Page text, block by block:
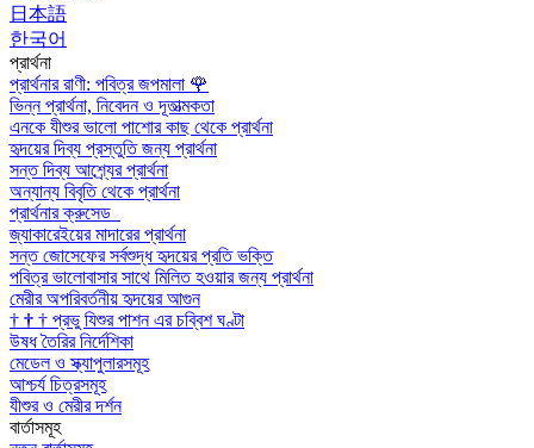
日本語
한국어
প্রার্থনা
প্রার্থনার রাণী: পবিত্র জপমালা 🌹
ভিন্ন প্রার্থনা, নিবেদন ও দূতাত্মকতা
এনকে যীশুর ভালো পাশোর কাছ থেকে প্রার্থনা
হৃদয়ের দিব্য প্রস্তুতি জন্য প্রার্থনা
সন্ত দিব্য আশ্র্যের প্রার্থনা
অন্যান্য বিবৃতি থেকে প্রার্থনা
প্রার্থনার ক্রুসেড
জ্যাকারেইয়ের মাদারের প্রার্থনা
সন্ত জোসেফের সর্বশুদ্ধ হৃদয়ের প্রতি ভক্তি
পবিত্র ভালোবাসার সাথে মিলিত হওয়ার জন্য প্রার্থনা
মেরীর অপরিবর্তনীয় হৃদয়ের আগুন
† † † প্রভু যিশুর পাশন এর চব্বিশ ঘণ্টা
উষধ তৈরির নির্দেশিকা
মেডেল ও স্ক্যাপুলারসমূহ
আশ্চর্য চিত্রসমূহ
যীশুর ও মেরীর দর্শন
বার্তাসমূহ